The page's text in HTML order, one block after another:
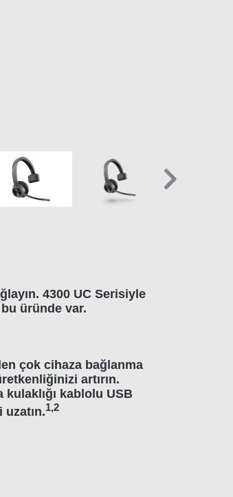
4300 UC Serisiyle
üründe var.
çok cihaza bağlanma
artırın.
kulaklığı kablolu USB
1,2